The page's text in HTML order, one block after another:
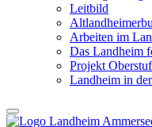
Leitbild
Arbeiten im
Das Landheim
Projekt
Landheim in